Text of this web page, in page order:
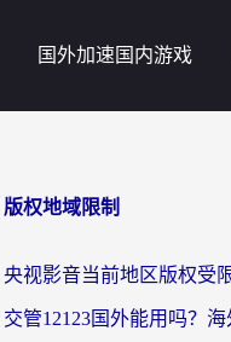
国外加速国内游戏
版权地域限制